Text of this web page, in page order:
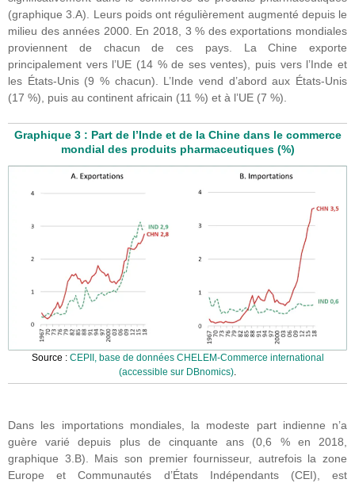
(graphique 3.A). Leurs poids ont régulièrement augmenté depuis le
milieu des années 2000. En 2018, 3 % des exportations mondiales
proviennent de chacun de ces pays. La Chine exporte
principalement vers l’UE (14 % de ses ventes), puis vers l’Inde et
les États-Unis (9 % chacun). L’Inde vend d’abord aux États-Unis
(17 %), puis au continent africain (11 %) et à l’UE (7 %).
Graphique 3 : Part de l’Inde et de la Chine dans le commerce
mondial des produits pharmaceutiques (%)
Source : CEPII, base de données CHELEM-Commerce international
(accessible sur DBnomics).
Dans les importations mondiales, la modeste part indienne n’a
guère varié depuis plus de cinquante ans (0,6 % en 2018,
graphique 3.B). Mais son premier fournisseur, autrefois la zone
Europe et Communautés d’États Indépendants (CEI), est